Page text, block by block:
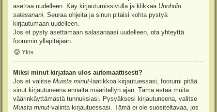
asettaa uudelleen. Käy kirjautumissivulla ja klikkaa Unohdin
salasanani . Seuraa ohjeita ja sinun pitäisi kohta pystyä
kirjautumaan uudelleen.
Jos et pysty asettamaan salasanaasi uudelleen, ota yhteyttä
foorumin ylläpitäjään.
Ylös
Miksi minut kirjataan ulos automaattisesti?
Jos et valitse Muista minut-laatikkoa kirjautuessasi, foorumi pitää
sinut kirjautuneena ennalta määritellyn ajan. Tämä estää muita
väärinkäyttämästä tunnuksiasi. Pysyäksesi kirjautuneena, valitse
Muista minut-valinta kirjautuessasi. Tämä ei ole suositeltavaa, jos